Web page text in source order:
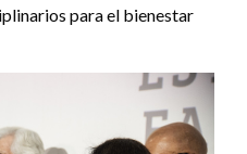
para el bienestar